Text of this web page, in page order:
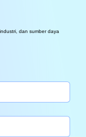
dan sumber daya